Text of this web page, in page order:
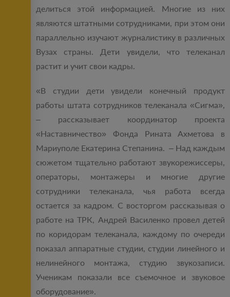
делиться этой информацией. Многие из них
являются штатными сотрудниками, при этом они
параллельно изучают журналистику в различных
Вузах страны. Дети увидели, что телеканал
растит и учит свои кадры.
«В студии дети увидели конечный продукт
работы штата сотрудников телеканала «Сигма»,
– рассказывает координатор проекта
«Наставничество» Фонда Рината Ахметова в
Мариуполе Екатерина Степанина. – Над каждым
сюжетом тщательно работают звукорежиссеры,
операторы, монтажеры и многие другие
сотрудники телеканала, чья работа всегда
остается за кадром. С восторгом рассказывая о
работе на ТРК, Андрей Василенко провел детей
по коридорам телеканала, каждому по очереди
показал аппаратные студии, студии линейного и
нелинейного монтажа, студию звукозаписи.
Ученикам показали все съемочное и звуковое
оборудование».